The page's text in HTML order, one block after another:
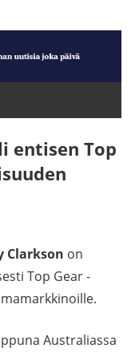
entisen Top
Clarkson on
Top Gear -
Australiassa